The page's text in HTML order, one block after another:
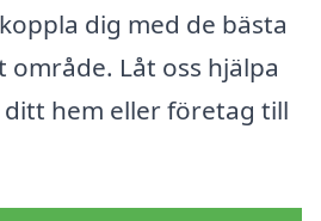
dig med de bästa
Låt oss hjälpa
hem eller företag till